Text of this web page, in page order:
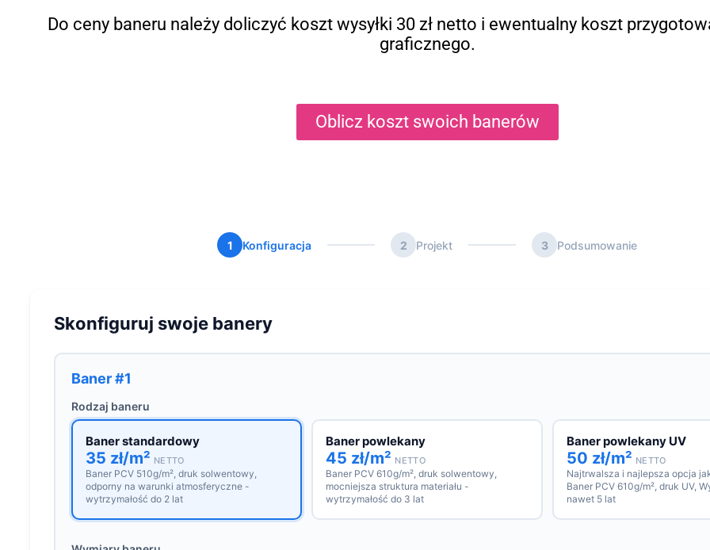
Do ceny baneru należy doliczyć koszt wysyłki 30 zł netto i ewentualny koszt
graficznego.
Oblicz koszt swoich banerów
1 Konfiguracja 2 Projekt 3 Podsumowanie
Skonfiguruj swoje banery
Baner #1
Rodzaj baneru
Baner standardowy
35 zł/m² NETTO
Baner PCV 510g/m², druk solwentowy,
odporny na warunki atmosferyczne -
wytrzymałość do 2 lat
Baner powlekany
45 zł/m² NETTO
Baner PCV 610g/m², druk solwentowy,
mocniejsza struktura materiału -
wytrzymałość do 3 lat
Baner powlekany UV
50 zł/m² NETTO
Najtrwalsza i najlepsza opcja
Baner PCV 610g/m², druk UV,
nawet 5 lat